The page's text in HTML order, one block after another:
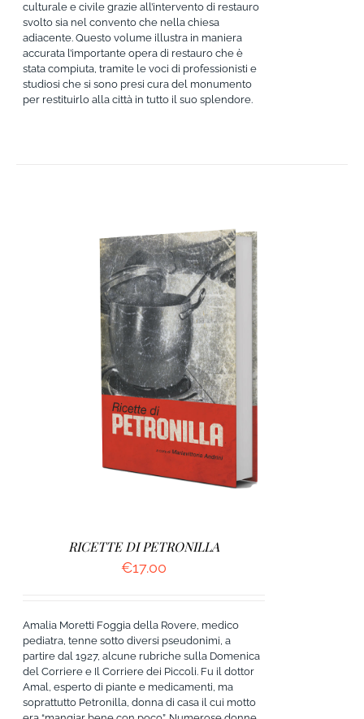
culturale e civile grazie all’intervento di restauro
svolto sia nel convento che nella chiesa
adiacente. Questo volume illustra in maniera
accurata l’importante opera di restauro che è
stata compiuta, tramite le voci di professionisti e
studiosi che si sono presi cura del monumento
per restituirlo alla città in tutto il suo splendore.
DETTAGLI
RICETTE DI PETRONILLA
€17.00
Amalia Moretti Foggia della Rovere, medico
pediatra, tenne sotto diversi pseudonimi, a
partire dal 1927, alcune rubriche sulla Domenica
del Corriere e Il Corriere dei Piccoli. Fu il dottor
Amal, esperto di piante e medicamenti, ma
soprattutto Petronilla, donna di casa il cui motto